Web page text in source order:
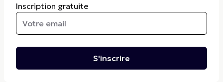
Inscription gratuite
S'inscrire